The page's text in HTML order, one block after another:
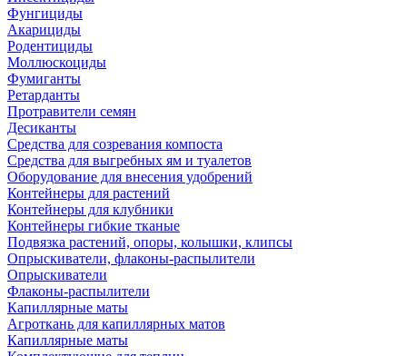
Фунгициды
Акарициды
Родентициды
Моллюскоциды
Фумиганты
Ретарданты
Протравители семян
Десиканты
Средства для созревания компоста
Средства для выгребных ям и туалетов
Оборудование для внесения удобрений
Контейнеры для растений
Контейнеры для клубники
Контейнеры гибкие тканые
Подвязка растений, опоры, колышки, клипсы
Опрыскиватели, флаконы-распылители
Опрыскиватели
Флаконы-распылители
Капиллярные маты
Агроткань для капиллярных матов
Капиллярные маты